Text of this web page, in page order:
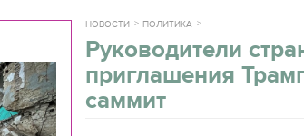
НОВОСТИ ПОЛИТИКА
Руководители
приглашения
саммит